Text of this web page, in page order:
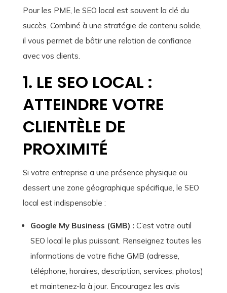
Pour les PME, le SEO local est souvent la clé du
succès. Combiné à une stratégie de contenu solide,
il vous permet de bâtir une relation de confiance
avec vos clients.
1. LE SEO LOCAL :
ATTEINDRE VOTRE
CLIENTÈLE DE
PROXIMITÉ
Si votre entreprise a une présence physique ou
dessert une zone géographique spécifique, le SEO
local est indispensable :
Google My Business (GMB) : C’est votre outil
SEO local le plus puissant. Renseignez toutes les
informations de votre fiche GMB (adresse,
téléphone, horaires, description, services, photos)
et maintenez-la à jour. Encouragez les avis